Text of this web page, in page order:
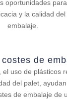
oportunidades
y la calidad
embalaje.
de
el uso de plásticos
del palet,
de embalaje de